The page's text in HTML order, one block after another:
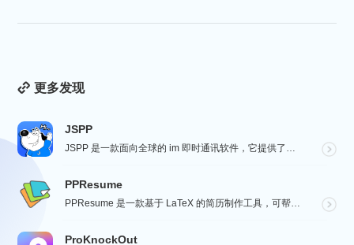
更多发现
JSPP
JSPP 是一款面向全球的 im 即时通讯软件，它提供了安全、稳定、高效的通讯服务，免费音视频通话，...
PPResume
PPResume 是一款基于 LaTeX 的简历制作工具，可帮助用户在几分钟内快速制作精美、排版良好...
ProKnockOut